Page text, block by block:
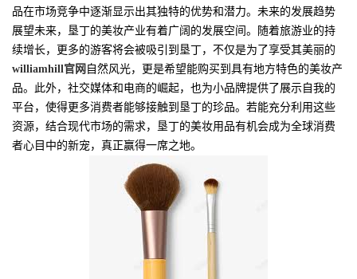
品在市场竞争中逐渐显示出其独特的优势和潜力。未来的发展趋势
展望未来，垦丁的美妆产业有着广阔的发展空间。随着旅游业的持
续增长，更多的游客将会被吸引到垦丁，不仅是为了享受其美丽的
williamhill官网 自然风光，更是希望能购买到具有地方特色的美妆产
品。此外，社交媒体和电商的崛起，也为小品牌提供了展示自我的
平台，使得更多消费者能够接触到垦丁的珍品。若能充分利用这些
资源，结合现代市场的需求，垦丁的美妆用品有机会成为全球消费
者心目中的新宠，真正赢得一席之地。